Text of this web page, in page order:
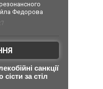
Федорова
санкції
за стіл